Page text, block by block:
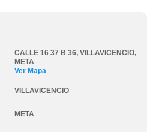
CALLE 16 37 B 36, VILLAVICENCIO,
META
Ver Mapa
VILLAVICENCIO
META